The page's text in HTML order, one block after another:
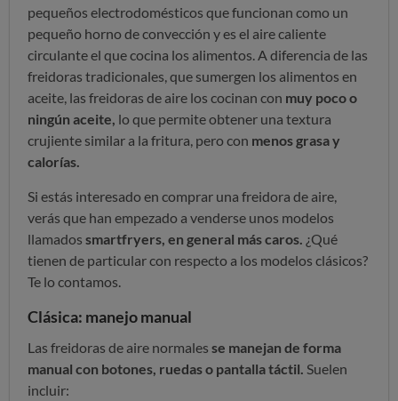
pequeños electrodomésticos que funcionan como un
pequeño horno de convección y es el aire caliente
circulante el que cocina los alimentos. A diferencia de las
freidoras tradicionales, que sumergen los alimentos en
aceite, las freidoras de aire los cocinan con muy poco o
ningún aceite, lo que permite obtener una textura
crujiente similar a la fritura, pero con menos grasa y
calorías.
Si estás interesado en comprar una freidora de aire,
verás que han empezado a venderse unos modelos
llamados smartfryers, en general más caros. ¿Qué
tienen de particular con respecto a los modelos clásicos?
Te lo contamos.
Clásica: manejo manual
Las freidoras de aire normales se manejan de forma
manual con botones, ruedas o pantalla táctil. Suelen
incluir: